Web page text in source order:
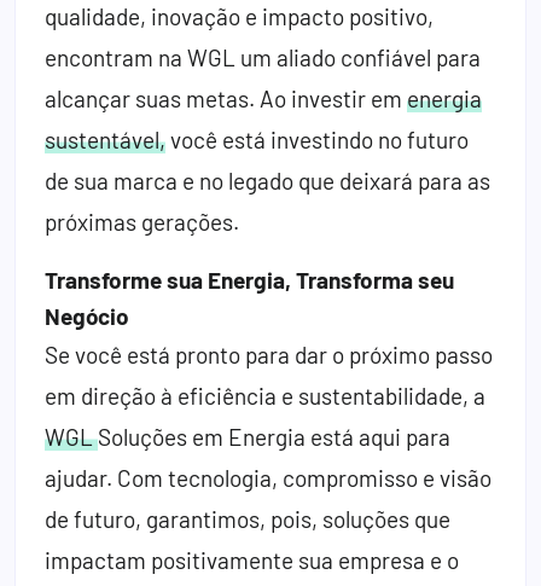
qualidade, inovação e impacto positivo,
encontram na WGL um aliado confiável para
alcançar suas metas. Ao investir em energia
sustentável,você está investindo no futuro
de sua marca e no legado que deixará para as
próximas gerações.
Transforme sua Energia, Transforma seu
Negócio
Se você está pronto para dar o próximo passo
em direção à eficiência e sustentabilidade, a
WGLSoluções em Energia está aqui para
ajudar. Com tecnologia, compromisso e visão
de futuro, garantimos, pois, soluções que
impactam positivamente sua empresa e o